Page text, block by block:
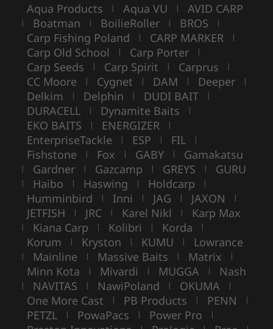
Aqua Products | Aqua VU | AVID CARP
| Boatman | BoilieRoller | BROS |
Carp Fishing Poland | CARP MARKER |
Carp Old School | Carp Porter |
Carp Seeds | Carp Spirit | Carprus |
CC Moore | Cygnet | DAM | Deeper |
Delkim | Delphin | DUDI BAIT |
DURACELL | Dynamite Baits |
EKO BAITS | ENERGIZER |
EnterpriseTackle | ESP | FIL |
Fishstone | Fox | GABY | Gamakatsu
| Gardner | Gazcamp | GREYS | GURU
| Haibo | Haswing | Holdcarp |
Humminbird | Inni | JAG | JAXON |
JETFISH | JRC | Karel Nikl | Karp Max
| Kiana Carp | Kolibri | Korda |
Korum | Kryston | KUMU | Lowrance
| Mainline | Massive Baits | Matrix |
Minn Kota | Mivardi | MUGGA | Nash
| NAVITAS | NawiPoland | OKUMA |
One More Cast | PB Products | PENN |
PETZL | PowaPacs | Power Pro |